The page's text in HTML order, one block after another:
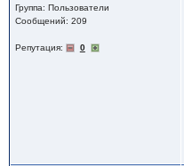
Группа: Пользователи
Сообщений: 209
Репутация: 0